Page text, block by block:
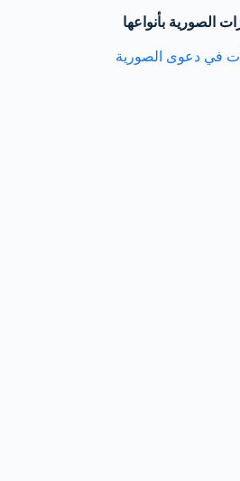
الصورية بأنواعها